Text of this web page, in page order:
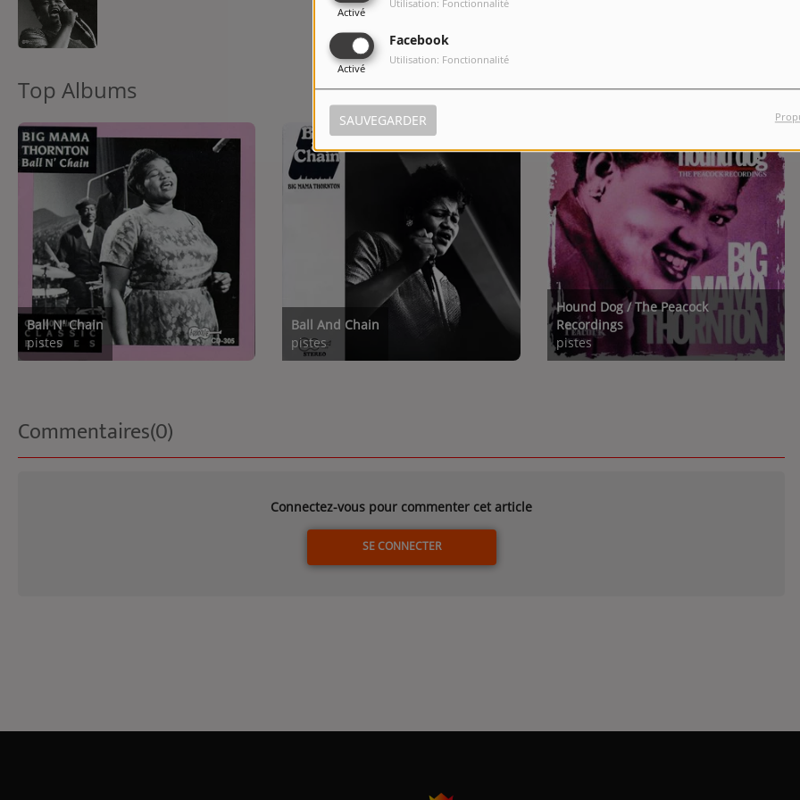
Activé
Utilisation: Fonctionnalité
Facebook
Activé
Utilisation: Fonctionnalité
SAUVEGARDER
Top Albums
Ball N' Chain
pistes
Ball And Chain
pistes
Hound Dog / The Peacock
Recordings
pistes
Commentaires(0)
Connectez-vous pour commenter cet article
SE CONNECTER